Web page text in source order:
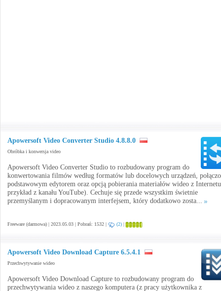
Apowersoft Video Converter Studio 4.8.8.0
Obróbka i konwersja video
Apowersoft Video Converter Studio to rozbudowany program do
konwertowania filmów według formatów lub docelowych urządzeń,
podstawowym edytorem oraz opcją pobierania materiałów wideo z
przykład z kanału YouTube). Cechuje się przede wszystkim świetnie
przemyślanym i dopracowanym interfejsem, który dodatkowo zosta...
Freeware (darmowa) | 2023.05.03 | Pobrań: 1532 | (2) |
Apowersoft Video Download Capture 6.5.4.1
Przechwytywanie wideo
Apowersoft Video Download Capture to rozbudowany program do
przechwytywania wideo z naszego komputera (z pracy użytkownika z